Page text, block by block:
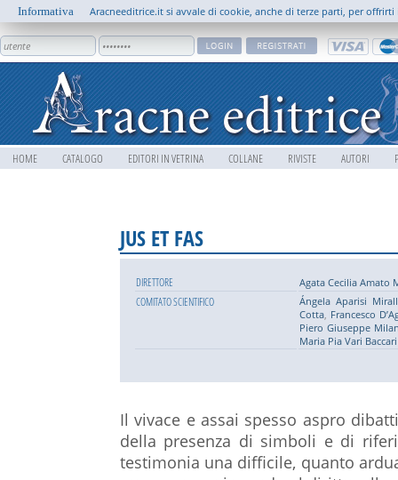
HOME CATALOGO EDITORI IN VETRINA COLLANE RIVISTE AUTORI
JUS ET FAS
DIRETTORE Agata Cecilia Amato
COMITATO SCIENTIFICO
Ángela Aparisi
Cotta, Francesco
Piero Giuseppe
Maria Pia Vari Baccari
Il vivace e assai spesso aspro
della presenza di simboli e di
testimonia una difficile, quanto
Informativa Aracneeditrice.it si avvale di cookie, anche di terze parti, per